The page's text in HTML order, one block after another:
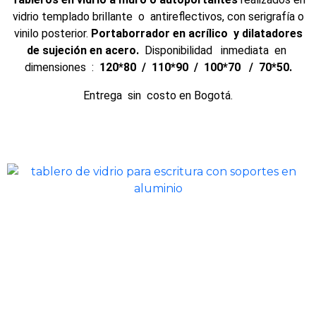
vidrio templado brillante o antireflectivos, con serigrafía o
vinilo posterior. Portaborrador en acrílico y dilatadores
de sujeción en acero. Disponibilidad inmediata en
dimensiones : 120*80 / 110*90 / 100*70 / 70*50.
Entrega sin costo en Bogotá.